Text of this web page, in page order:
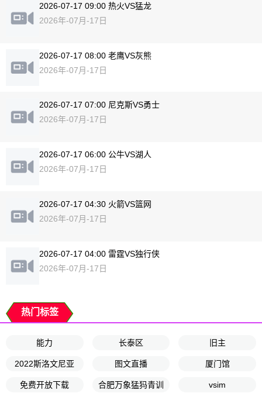
2026-07-17 09:00 热火VS猛龙
2026年-07月-17日
2026-07-17 08:00 老鹰VS灰熊
2026年-07月-17日
2026-07-17 07:00 尼克斯VS勇士
2026年-07月-17日
2026-07-17 06:00 公牛VS湖人
2026年-07月-17日
2026-07-17 04:30 火箭VS篮网
2026年-07月-17日
2026-07-17 04:00 雷霆VS独行侠
2026年-07月-17日
热门标签
能力 长泰区 旧主
2022斯洛文尼亚 图文直播 厦门馆
免费开放下载 合肥万象猛犸青训 vsim